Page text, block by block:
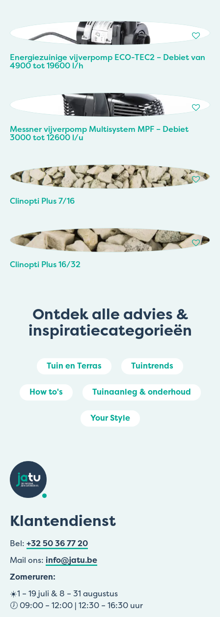
Energiezuinige vijverpomp ECO-TEC2 – Debiet van
4900 tot 19600 l/h
Messner vijverpomp Multisystem MPF – Debiet
3000 tot 12600 l/u
Clinopti Plus 7/16
Clinopti Plus 16/32
Ontdek alle advies &
inspiratiecategorieën
Tuin en Terras Tuintrends
How to's Tuinaanleg & onderhoud
Your Style
Klantendienst
Bel: +32 50 36 77 20
Mail ons: info@jatu.be
Zomeruren:
☀️1 – 19 juli & 8 – 31 augustus
🕖 09:00 – 12:00 | 12:30 – 16:30 uur